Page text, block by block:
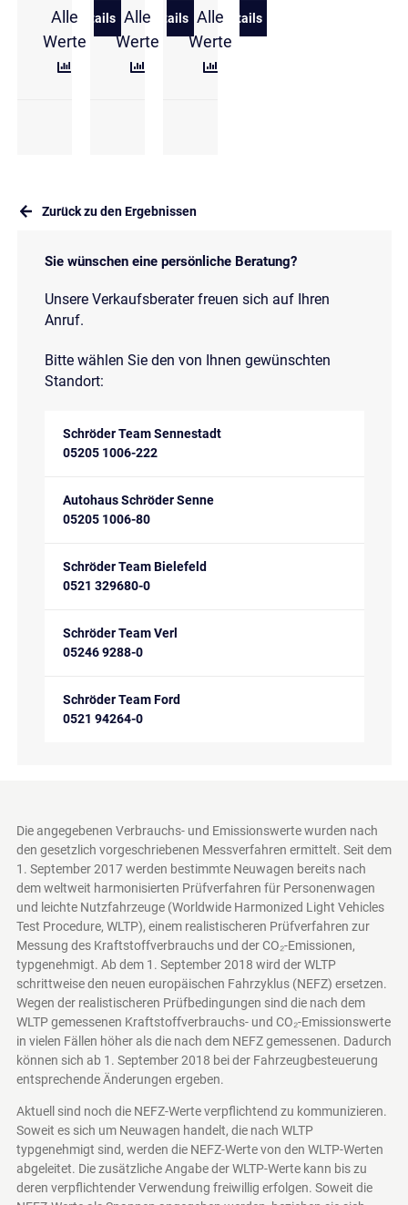
Alle
Werte
Details
zu Volkswagen Tiguan 1,5 l eTSI DSG Energy
Alle
Werte
Details
zu Volkswagen Tiguan 1.5 eTSI DSG
Alle
Werte
Details
zu Volkswagen Tiguan 1,5
Zurück zu den Ergebnissen
Sie wünschen eine persönliche Beratung?
Unsere Verkaufsberater freuen sich auf Ihren
Anruf.
Bitte wählen Sie den von Ihnen gewünschten
Standort:
Schröder Team Sennestadt
05205 1006-222
Autohaus Schröder Senne
05205 1006-80
Schröder Team Bielefeld
0521 329680-0
Schröder Team Verl
05246 9288-0
Schröder Team Ford
0521 94264-0
Die angegebenen Verbrauchs- und Emissionswerte wurden nach
den gesetzlich vorgeschriebenen Messverfahren ermittelt. Seit dem
1. September 2017 werden bestimmte Neuwagen bereits nach
dem weltweit harmonisierten Prüfverfahren für Personenwagen
und leichte Nutzfahrzeuge (Worldwide Harmonized Light Vehicles
Test Procedure, WLTP), einem realistischeren Prüfverfahren zur
Messung des Kraftstoffverbrauchs und der CO₂-Emissionen,
typgenehmigt. Ab dem 1. September 2018 wird der WLTP
schrittweise den neuen europäischen Fahrzyklus (NEFZ) ersetzen.
Wegen der realistischeren Prüfbedingungen sind die nach dem
WLTP gemessenen Kraftstoffverbrauchs- und CO₂-Emissionswerte
in vielen Fällen höher als die nach dem NEFZ gemessenen. Dadurch
können sich ab 1. September 2018 bei der Fahrzeugbesteuerung
entsprechende Änderungen ergeben.
Aktuell sind noch die NEFZ-Werte verpflichtend zu kommunizieren.
Soweit es sich um Neuwagen handelt, die nach WLTP
typgenehmigt sind, werden die NEFZ-Werte von den WLTP-Werten
abgeleitet. Die zusätzliche Angabe der WLTP-Werte kann bis zu
deren verpflichtender Verwendung freiwillig erfolgen. Soweit die